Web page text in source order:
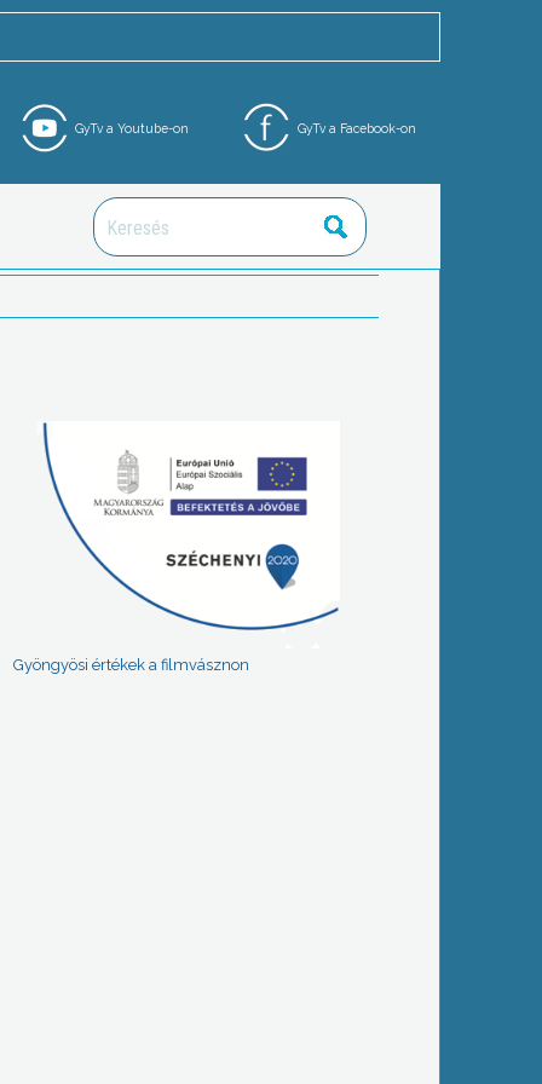
GyTv a Facebook-on
GyTv a Youtube-on
Gyöngyösi értékek a filmvásznon